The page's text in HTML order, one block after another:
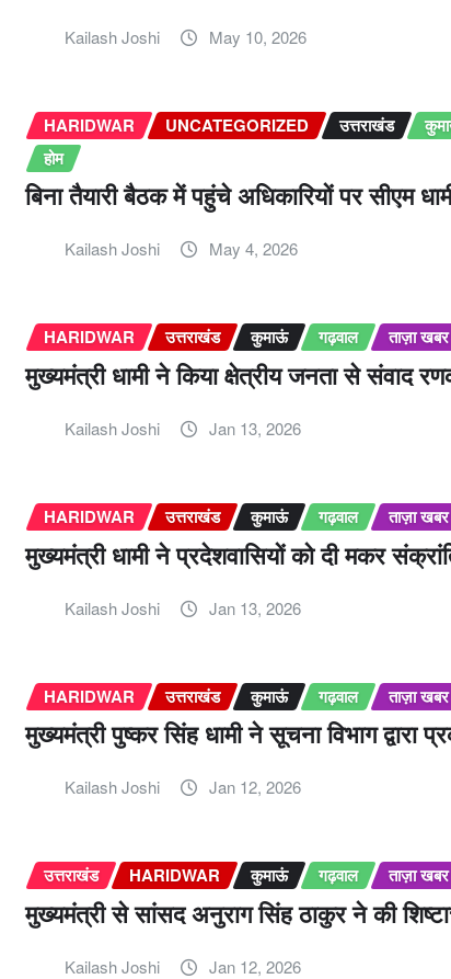
Kailash Joshi May 10, 2026
HARIDWAR UNCATEGORIZED उत्तराखंड
होम
बिना तैयारी बैठक में पहुंचे अधिकारियों पर सीएम
Kailash Joshi May 4, 2026
HARIDWAR उत्तराखंड कुमाऊं गढ़वाल ताज़ा खबर
मुख्यमंत्री धामी ने किया क्षेत्रीय जनता से संवाद
Kailash Joshi Jan 13, 2026
HARIDWAR उत्तराखंड कुमाऊं गढ़वाल ताज़ा खबर
मुख्यमंत्री धामी ने प्रदेशवासियों को दी मकर
Kailash Joshi Jan 13, 2026
HARIDWAR उत्तराखंड कुमाऊं गढ़वाल ताज़ा खबर
मुख्यमंत्री पुष्कर सिंह धामी ने सूचना विभाग द्वारा
Kailash Joshi Jan 12, 2026
उत्तराखंड HARIDWAR कुमाऊं गढ़वाल ताज़ा खबर
मुख्यमंत्री से सांसद अनुराग सिंह ठाकुर ने की
Kailash Joshi Jan 12, 2026